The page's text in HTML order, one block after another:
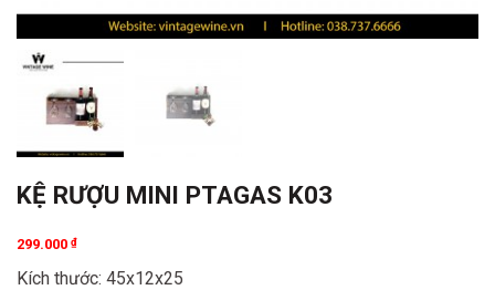
KỆ RƯỢU MINI PTAGAS K03
299.000 ₫
Kích thước: 45x12x25